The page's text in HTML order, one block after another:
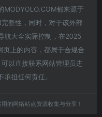
MODYOLO.COM都来源于
整性，同时，对于该外部
航大全实际控制，在2025
上的内容，都属于合规合
以直接联系网站管理员进
担任何责任。
的网络站点资源收集与分享！